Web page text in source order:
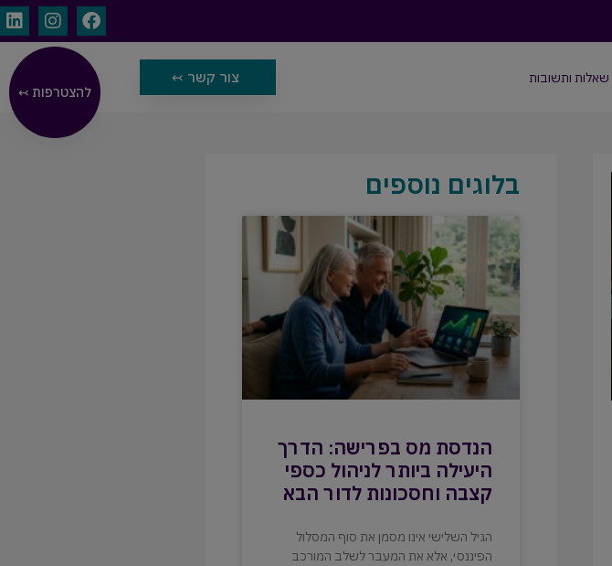
שאלות ותשובות צור קשר ↢
להצטרפות ↢
בלוגים נוספים
הנדסת מס בפרישה: הדרך
היעילה ביותר לניהול כספי
קצבה וחסכונות לדור הבא
הגיל השלישי אינו מסמן את סוף המסלול
הפיננסי, אלא את המעבר לשלב המורכב